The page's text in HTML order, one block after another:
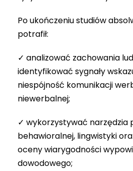
Po ukończeniu studiów
potrafił:
✓ analizować zachowania
identyfikować sygnały
niespójność komunikacji
niewerbalnej;
✓ wykorzystywać narzędzia
behawioralnej, lingwistyki
oceny wiarygodności
dowodowego;